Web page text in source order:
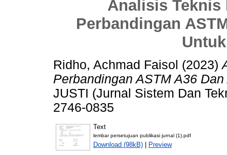
Analisis
Perbandingan
Ridho, Achmad Faisol (2023)
Perbandingan ASTM A36
JUSTI (Jurnal Sistem Dan
2746-0835
Text
lembar persetujuan publikasi jurnal (1).pdf
Download (98kB) | Preview